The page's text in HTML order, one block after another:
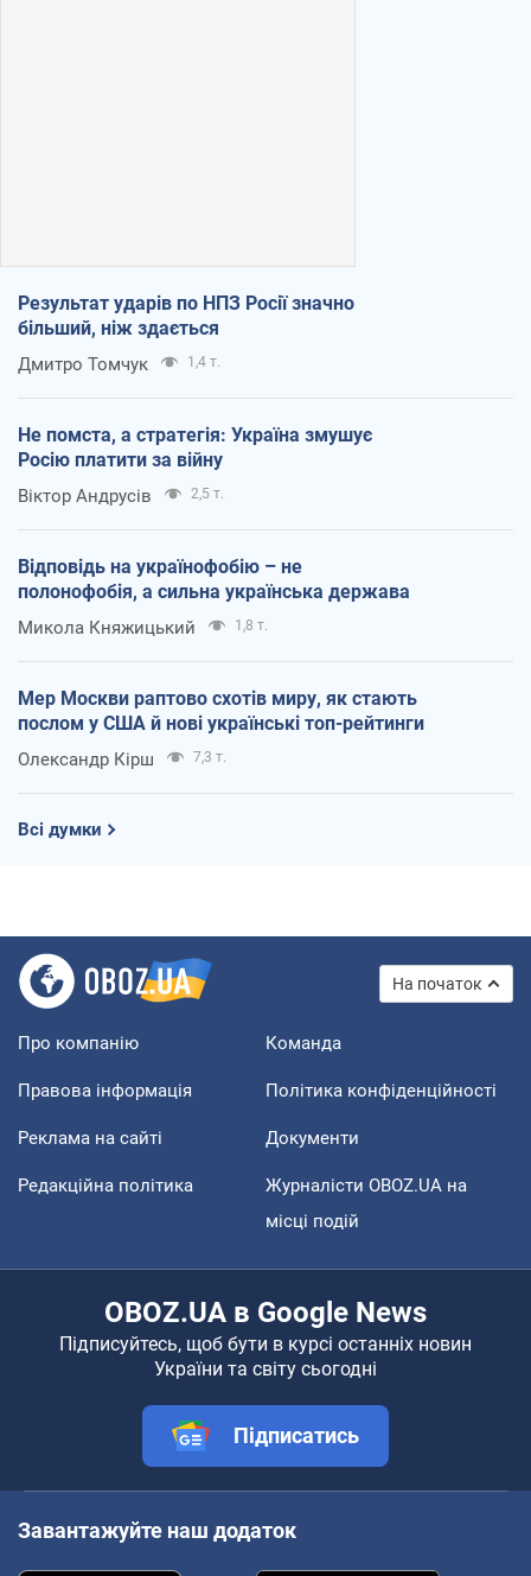
Результат ударів по НПЗ Росії значно
більший, ніж здається
Дмитро Томчук 1,4 т.
Не помста, а стратегія: Україна змушує
Росію платити за війну
Віктор Андрусів 2,5 т.
Відповідь на українофобію – не
полонофобія, а сильна українська держава
Микола Княжицький 1,8 т.
Мер Москви раптово схотів миру, як стають
послом у США й нові українські топ-рейтинги
Олександр Кірш 7,3 т.
Всі думки
На початок
Про компанію Команда
Правова інформація Політика конфіденційності
Реклама на сайті Документи
Редакційна політика
Журналісти OBOZ.UA на
місці подій
OBOZ.UA в Google News
Підписуйтесь, щоб бути в курсі останніх новин
України та світу сьогодні
Підписатись
Завантажуйте наш додаток